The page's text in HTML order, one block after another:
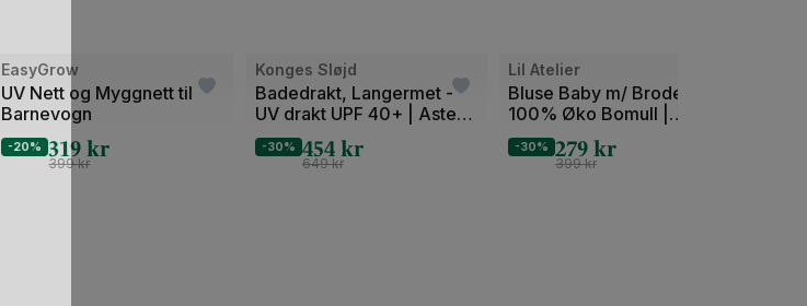
Bilde
av
2
EasyGrow
UV Nett og Myggnett til
Barnevogn
-20% 319kr
399kr
Bilde
av
Konges Sløjd
Badedrakt, Langermet -
UV drakt UPF 40+ | Aster
Onesie
-30% 454kr
649kr
Bilde
av
Lil Atelier
Bluse Baby m/ Broderi -
100% Øko Bomull |
NBFDAYNA SS LOOSE
SHIRT LIL
-30% 279kr
399kr